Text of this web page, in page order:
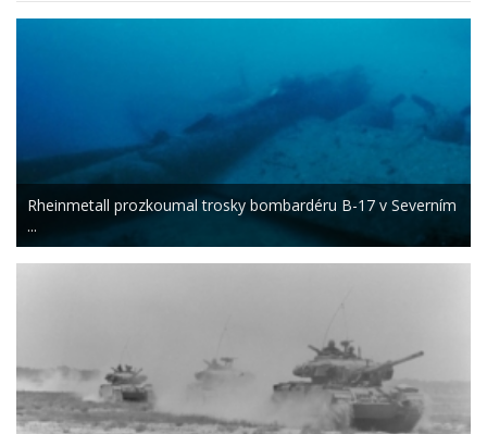
Rheinmetall prozkoumal trosky bombardéru B-17 v Severním
...